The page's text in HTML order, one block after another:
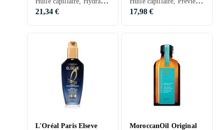
21,34 €
17,98 €
L'Oréal Paris Elseve
MoroccanOil Original